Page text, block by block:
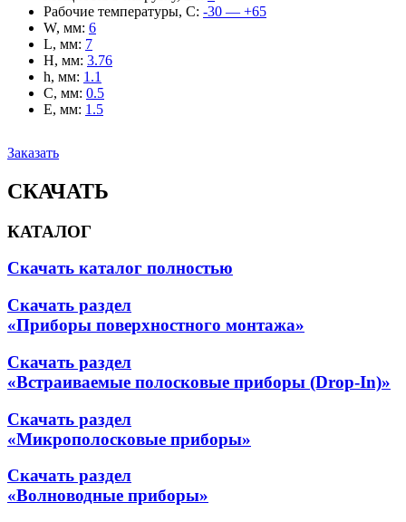
Рабочие температуры, С: -30 — +65
W, мм: 6
L, мм: 7
H, мм: 3.76
h, мм: 1.1
C, мм: 0.5
E, мм: 1.5
Заказать
СКАЧАТЬ
КАТАЛОГ
Скачать каталог полностью
Скачать раздел
«Приборы поверхностного монтажа»
Скачать раздел
«Встраиваемые полосковые приборы (Drop-In)»
Скачать раздел
«Микрополосковые приборы»
Скачать раздел
«Волноводные приборы»